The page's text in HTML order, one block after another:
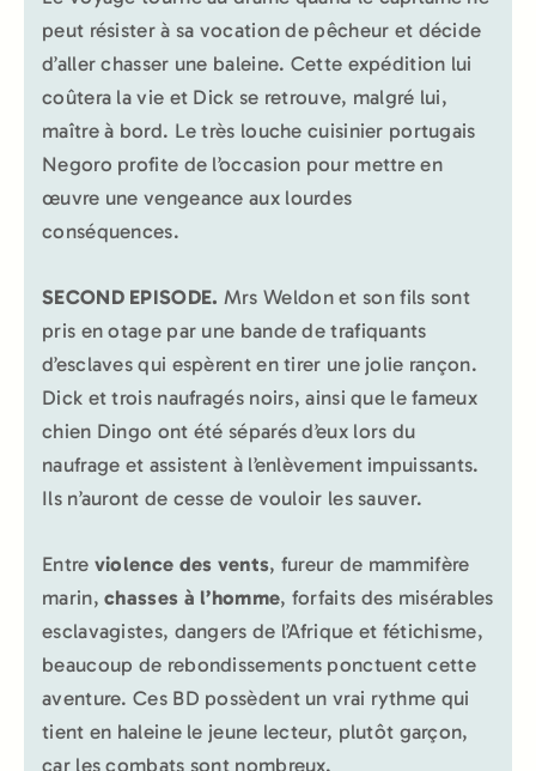
peut résister à sa vocation de pêcheur et décide
d’aller chasser une baleine. Cette expédition lui
coûtera la vie et Dick se retrouve, malgré lui,
maître à bord. Le très louche cuisinier portugais
Negoro profite de l’occasion pour mettre en
œuvre une vengeance aux lourdes
conséquences.
SECOND EPISODE. Mrs Weldon et son fils sont
pris en otage par une bande de trafiquants
d’esclaves qui espèrent en tirer une jolie rançon.
Dick et trois naufragés noirs, ainsi que le fameux
chien Dingo ont été séparés d’eux lors du
naufrage et assistent à l’enlèvement impuissants.
Ils n’auront de cesse de vouloir les sauver.
Entre violence des vents, fureur de mammifère
marin,chasses à l’homme, forfaits des misérables
esclavagistes, dangers de l’Afrique et fétichisme,
beaucoup de rebondissements ponctuent cette
aventure. Ces BD possèdent un vrai rythme qui
tient en haleine le jeune lecteur, plutôt garçon,
car les combats sont nombreux.